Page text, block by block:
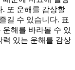
또 운해를 감상할
길 수 있습니다. 표
해를 바라볼 수 있
력 있는 운해를 감상